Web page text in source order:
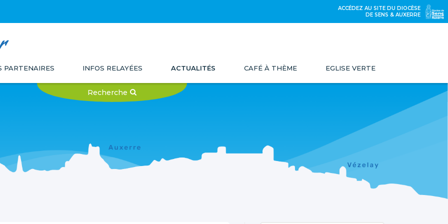
ACCÉDEZ AU SITE DU DIOCÈSE
DE SENS & AUXERRE
ACTUALITÉS CAFÉ À THÈME EGLISE VERTE
PARTENAIRES INFOS RELAYÉES
Recherche